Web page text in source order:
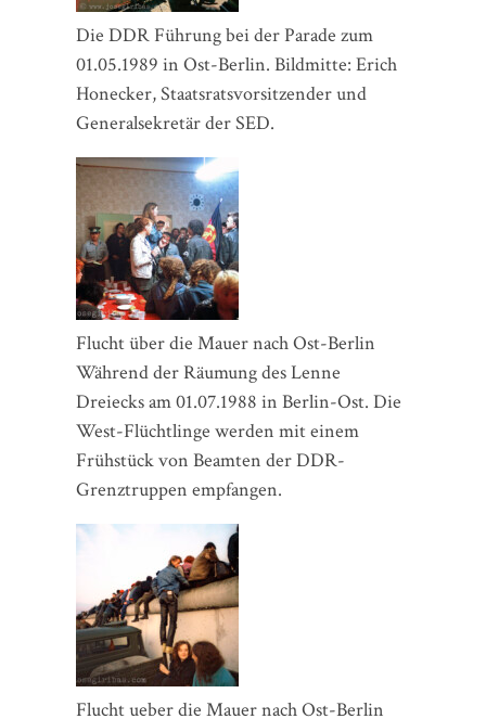
Die DDR Führung bei der Parade zum
01.05.1989 in Ost-Berlin. Bildmitte: Erich
Honecker, Staatsratsvorsitzender und
Generalsekretär der SED.
Flucht über die Mauer nach Ost-Berlin
Während der Räumung des Lenne
Dreiecks am 01.07.1988 in Berlin-Ost. Die
West-Flüchtlinge werden mit einem
Frühstück von Beamten der DDR-
Grenztruppen empfangen.
Flucht ueber die Mauer nach Ost-Berlin